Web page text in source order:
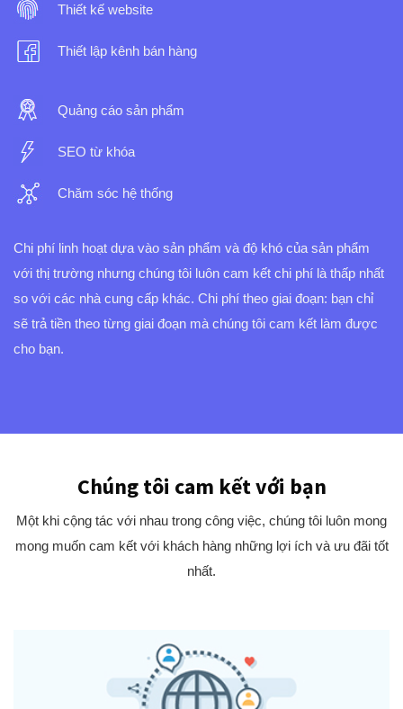
Thiết kế website
Thiết lập kênh bán hàng
Quảng cáo sản phẩm
SEO từ khóa
Chăm sóc hệ thống
Chi phí linh hoạt dựa vào sản phẩm và độ khó của sản phẩm
với thị trường nhưng chúng tôi luôn cam kết chi phí là thấp nhất
so với các nhà cung cấp khác. Chi phí theo giai đoạn: bạn chỉ
sẽ trả tiền theo từng giai đoạn mà chúng tôi cam kết làm được
cho bạn.
Chúng tôi cam kết với bạn
Một khi cộng tác với nhau trong công việc, chúng tôi luôn mong
mong muốn cam kết với khách hàng những lợi ích và ưu đãi tốt
nhất.